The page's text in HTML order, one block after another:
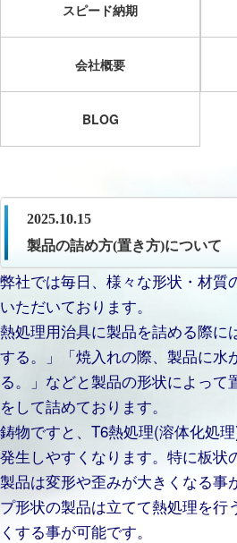
スピード納期
会社概要
BLOG
2025.10.15
製品の詰め方(置き方)について
弊社では毎日、様々な形状・材質
いただいております。
熱処理用治具に製品を詰める際に
する。」「焼入れの際、製品に水
る。」などと製品の形状によって
をして詰めております。
鋳物ですと、T6熱処理(溶体化処
発生しやすくなります。特に板状
製品は変形や歪みが大きくなる事
プ形状の製品は立てて熱処理を行
くする事が可能です。